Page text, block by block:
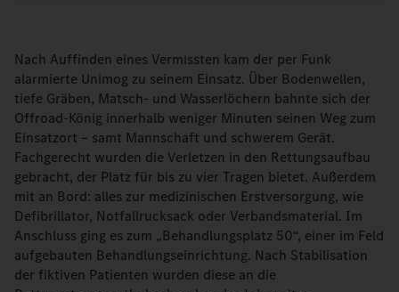
Nach Auffinden eines Vermissten kam der per Funk
alarmierte Unimog zu seinem Einsatz. Über Bodenwellen,
tiefe Gräben, Matsch- und Wasserlöchern bahnte sich der
Offroad-König innerhalb weniger Minuten seinen Weg zum
Einsatzort – samt Mannschaft und schwerem Gerät.
Fachgerecht wurden die Verletzen in den Rettungsaufbau
gebracht, der Platz für bis zu vier Tragen bietet. Außerdem
mit an Bord: alles zur medizinischen Erstversorgung, wie
Defibrillator, Notfallrucksack oder Verbandsmaterial. Im
Anschluss ging es zum „Behandlungsplatz 50“, einer im Feld
aufgebauten Behandlungseinrichtung. Nach Stabilisation
der fiktiven Patienten wurden diese an die